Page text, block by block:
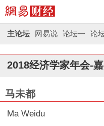
主论坛 网易说 论坛一 论
2018经济学家年会-
马未都
Ma Weidu